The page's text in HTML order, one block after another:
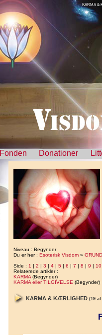
KARMA &
Fonden Donationer
Niveau : Begynder
Du er her : Esoterisk Visdom »
Side : 1 | 2 | 3 | 4 | 5 | 6 | 7 | 8 | 9 | 10
Relaterede artikler :
KARMA (Begynder)
KARMA eller TILGIVELSE (Begynder)
KARMA & KÆRLIGHED (19 af